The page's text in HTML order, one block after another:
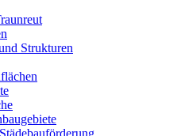
Strukturen